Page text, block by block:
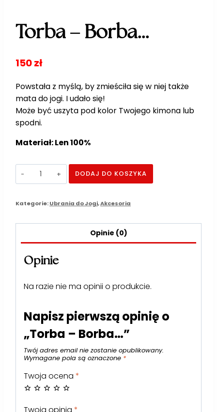
Torba – Borba…
150zł
Powstała z myślą, by zmieściła się w niej także
mata do jogi. I udało się!
Może być uszyta pod kolor Twojego kimona lub
spodni.
Materiał: Len 100%
DODAJ DO KOSZYKA
Kategorie:Ubrania do Jogi,Akcesoria
Opinie (0)
Opinie
Na razie nie ma opinii o produkcie.
Napisz pierwszą opinię o
„Torba – Borba…”
Twój adres email nie zostanie opublikowany.
Wymagane pola są oznaczone *
Twoja ocena *